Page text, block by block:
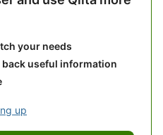
your needs
useful information
up